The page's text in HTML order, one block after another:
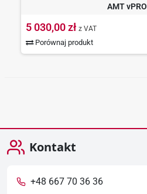
AMT vPRO
5 030,00 zł z VAT
Porównaj produkt
Kontakt
+48 667 70 36 36